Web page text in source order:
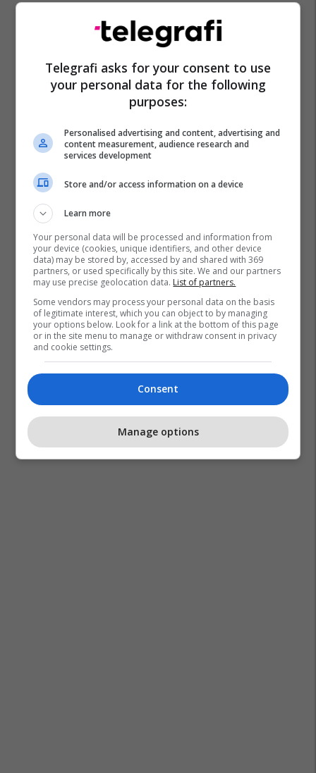
Thomas Tuchel Jon Dahl Tomasson
Malmo
Chelsea
Liga E Kampionëve
Telegrafi asks for your consent to use
your personal data for the following
purposes:
Personalised advertising and content, advertising and
content measurement, audience research and
services development
Store and/or access information on a device
Learn more
Your personal data will be processed and information from
your device (cookies, unique identifiers, and other device
data) may be stored by, accessed by and shared with 369
partners, or used specifically by this site. We and our partners
may use precise geolocation data. List of partners.
Some vendors may process your personal data on the basis
of legitimate interest, which you can object to by managing
your options below. Look for a link at the bottom of this page
or in the site menu to manage or withdraw consent in privacy
and cookie settings.
Consent
Manage options